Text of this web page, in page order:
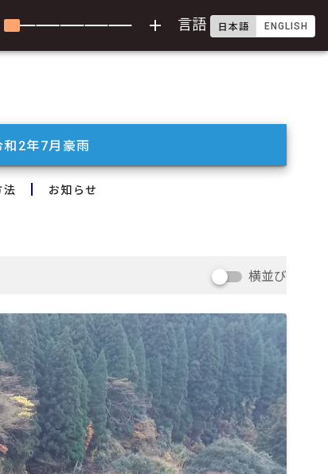
add 言語 日本語 ENGLISH
和2年7月豪雨
法 お知らせ
横並び